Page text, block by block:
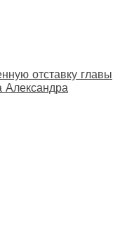
отставку главы
Александра